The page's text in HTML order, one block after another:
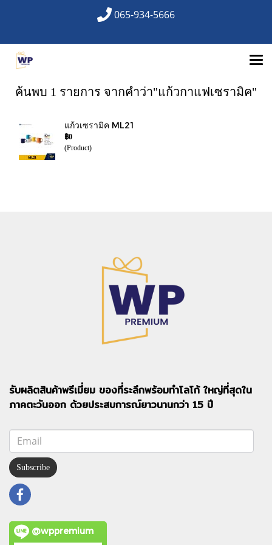
065-934-5666
ค้นพบ 1 รายการ จากคำว่า"แก้วกาแฟเซรามิค"
แก้วเซรามิค ML21
฿0
(Product)
รับผลิตสินค้าพรีเมี่ยม ของที่ระลึกพร้อมทำโลโก้ ใหญ่ที่สุดใน
ภาคตะวันออก ด้วยประสบการณ์ยาวนานกว่า 15 ปี
Subscribe
@wppremium